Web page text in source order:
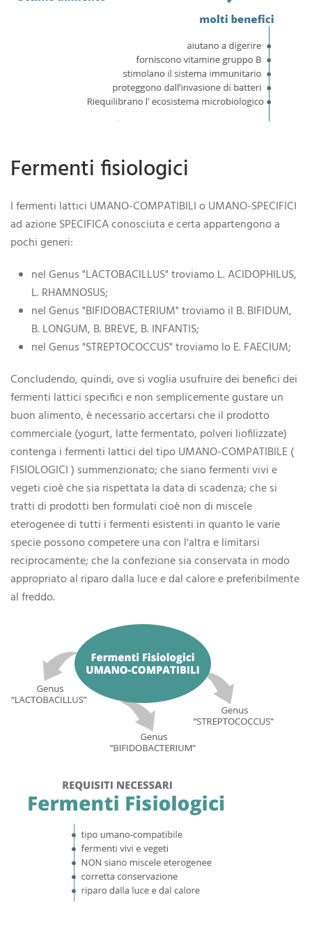
Fermenti fisiologici
I fermenti lattici UMANO-COMPATIBILI o UMANO-SPECIFICI
ad azione SPECIFICA conosciuta e certa appartengono a
pochi generi:
nel Genus "LACTOBACILLUS" troviamo L. ACIDOPHILUS,
L. RHAMNOSUS;
nel Genus "BIFIDOBACTERIUM" troviamo il B. BIFIDUM,
B. LONGUM, B. BREVE, B. INFANTIS;
nel Genus "STREPTOCOCCUS" troviamo lo E. FAECIUM;
Concludendo, quindi, ove si voglia usufruire dei benefici dei
fermenti lattici specifici e non semplicemente gustare un
buon alimento, è necessario accertarsi che il prodotto
commerciale (yogurt, latte fermentato, polveri liofilizzate)
contenga i fermenti lattici del tipo UMANO-COMPATIBILE (
FISIOLOGICI ) summenzionato; che siano fermenti vivi e
vegeti cioè che sia rispettata la data di scadenza; che si
tratti di prodotti ben formulati cioè non di miscele
eterogenee di tutti i fermenti esistenti in quanto le varie
specie possono competere una con l'altra e limitarsi
reciprocamente; che la confezione sia conservata in modo
appropriato al riparo dalla luce e dal calore e preferibilmente
al freddo.